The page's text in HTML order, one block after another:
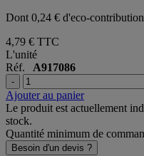
Dont 0,24 € d'eco-contribution
4,79 € TTC
L'unité
Réf. A917086
-
Ajouter au panier
Le produit est actuellement
stock.
Quantité minimum de
Besoin d'un devis ?